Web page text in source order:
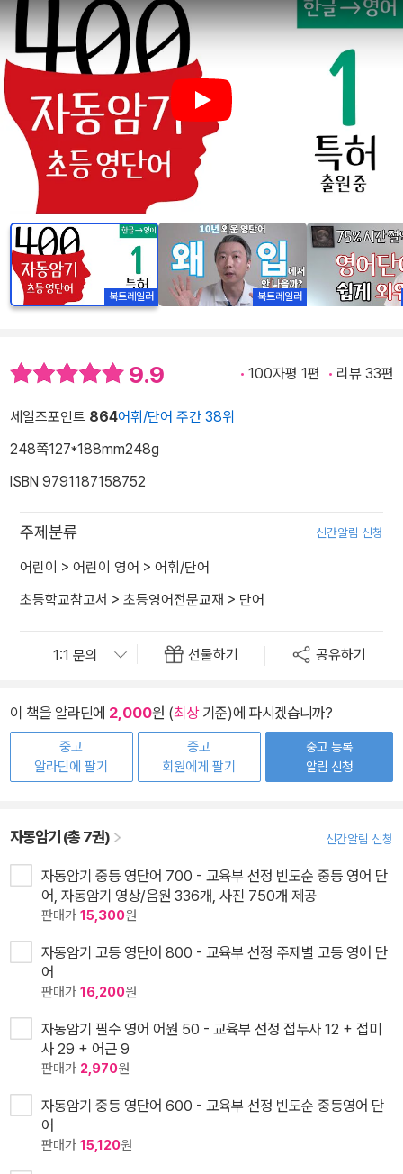
Play
북트레일러 북트레일러
9.9 100자평 1편 리뷰 33편
세일즈포인트 864어휘/단어 주간 38위
248쪽127*188mm248g
ISBN 9791187158752
주제분류 신간알림 신청
어린이 > 어린이 영어 > 어휘/단어
초등학교참고서 > 초등영어전문교재 > 단어
선물하기 공유하기
이 책을 알라딘에 2,000원 (최상기준)에 파시겠습니까?
중고
알라딘에 팔기
중고
회원에게 팔기
중고 등록
알림 신청
자동암기 (총 7권) 신간알림 신청
자동암기 중등 영단어 700 - 교육부 선정 빈도순 중등 영어 단
어, 자동암기 영상/음원 336개, 사진 750개 제공
판매가 15,300원
자동암기 고등 영단어 800 - 교육부 선정 주제별 고등 영어 단
어
판매가 16,200원
자동암기 필수 영어 어원 50 - 교육부 선정 접두사 12 + 접미
사 29 + 어근 9
판매가 2,970원
자동암기 중등 영단어 600 - 교육부 선정 빈도순 중등영어 단
어
판매가 15,120원